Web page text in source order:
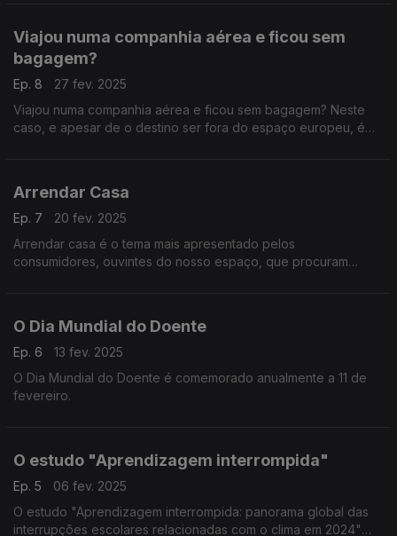
Viajou numa companhia aérea e ficou sem
bagagem?
Ep. 8
27 fev. 2025
Viajou numa companhia aérea e ficou sem bagagem? Neste
caso, e apesar de o destino ser fora do espaço europeu, é
Arrendar Casa
Ep. 7
20 fev. 2025
Arrendar casa é o tema mais apresentado pelos
consumidores, ouvintes do nosso espaço, que procuram
O Dia Mundial do Doente
Ep. 6
13 fev. 2025
O Dia Mundial do Doente é comemorado anualmente a 11 de
fevereiro.
O estudo "Aprendizagem interrompida"
Ep. 5
06 fev. 2025
O estudo "Aprendizagem interrompida: panorama global das
interrupções escolares relacionadas com o clima em 2024"